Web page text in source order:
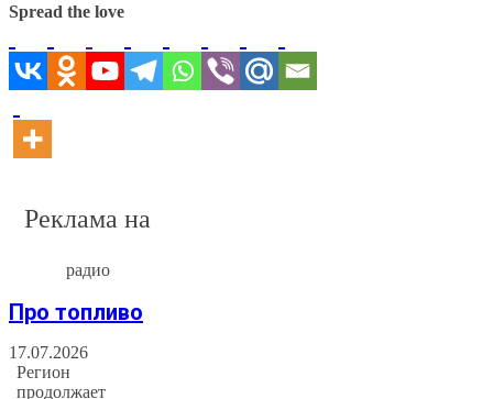
Spread the love
Реклама на
радио
Про топливо
17.07.2026
Регион
продолжает